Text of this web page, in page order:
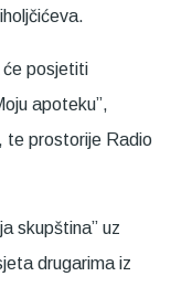
će posjetiti
apoteku”,
te prostorije Radio
skupština” uz
drugarima iz